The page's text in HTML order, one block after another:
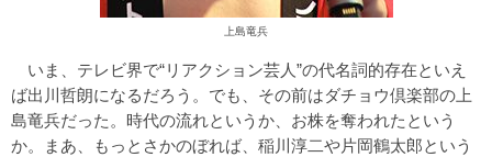
上島竜兵
いま、テレビ界で“リアクション芸人”の代名詞的存在といえ
ば出川哲朗になるだろう。でも、その前はダチョウ倶楽部の上
島竜兵だった。時代の流れというか、お株を奪われたという
か。まあ、もっとさかのぼれば、稲川淳二や片岡鶴太郎という